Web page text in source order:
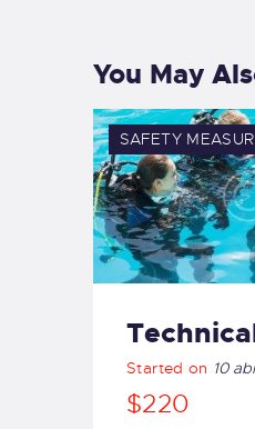
You May
SAFETY
Started on 10
$220